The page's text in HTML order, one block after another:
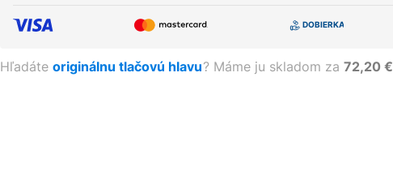
Hľadáteoriginálnu tlačovú hlavu? Máme ju skladom za72,20 €